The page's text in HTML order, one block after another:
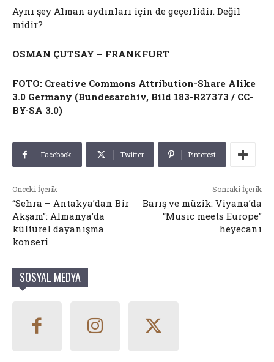
Aynı şey Alman aydınları için de geçerlidir. Değil
midir?
OSMAN ÇUTSAY – FRANKFURT
FOTO: Creative Commons Attribution-Share Alike
3.0 Germany (Bundesarchiv, Bild 183-R27373 / CC-
BY-SA 3.0)
Facebook Twitter Pinterest
Önceki İçerik
“Sehra – Antakya’dan Bir
Akşam”: Almanya’da
kültürel dayanışma
konseri
Sonraki İçerik
Barış ve müzik: Viyana’da
“Music meets Europe”
heyecanı
SOSYAL MEDYA